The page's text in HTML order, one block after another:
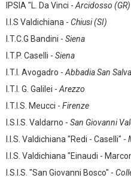
IPSIA "L. Da Vinci - Arcidosso (GR)
I.I.S Valdichiana - Chiusi (SI)
I.T.C.G Bandini - Siena
I.T.P. Caselli - Siena
I.T.I. Avogadro - Abbadia San
I.T.I. G. Galilei - Arezzo
I.T.I.S. Meucci - Firenze
I.S.I.S. Valdarno - San Giovanni
I.I.S. Valdichiana "Redi - Caselli" -
I.I.S. Valdichiana "Einaudi -
I.S.I.S. "San Giovanni Bosco" -